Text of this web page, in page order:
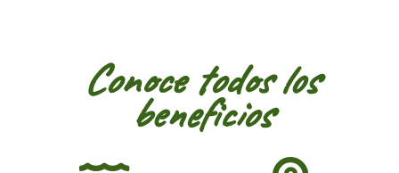
Conoce todos los
beneficios